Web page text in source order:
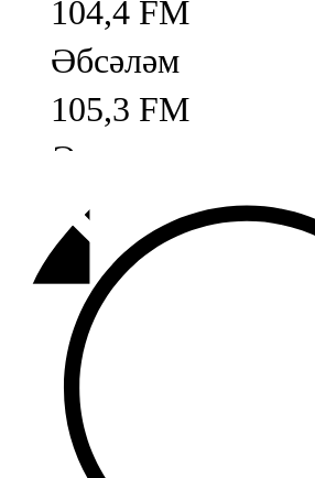
104,4 FM
Әбсәләм
105,3 FM
Әлмәт
92,9 FM
Базарлы матак
107,1 FM
Балык бистәсе
104,9 FM
Баулы